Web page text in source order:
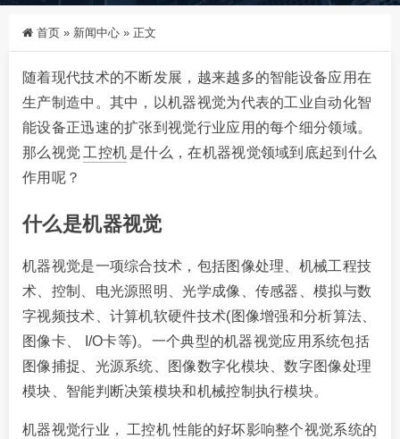
首页 » 新闻中心 » 正文
随着现代技术的不断发展，越来越多的智能设备应用在
生产制造中。其中，以机器视觉为代表的工业自动化智
能设备正迅速的扩张到视觉行业应用的每个细分领域。
那么视觉 工控机 是什么，在机器视觉领域到底起到什么
作用呢？
什么是机器视觉
机器视觉是一项综合技术，包括图像处理、机械工程技
术、控制、电光源照明、光学成像、传感器、模拟与数
字视频技术、计算机软硬件技术(图像增强和分析算法、
图像卡、 I/O卡等)。一个典型的机器视觉应用系统包括
图像捕捉、光源系统、图像数字化模块、数字图像处理
模块、智能判断决策模块和机械控制执行模块。
机器视觉行业， 工控机性能的好坏影响整个视觉系统的